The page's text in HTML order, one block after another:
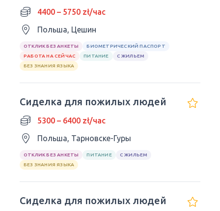
4400 – 5750 zł/час
Польша, Цешин
ОТКЛИК БЕЗ АНКЕТЫ
БИОМЕТРИЧЕСКИЙ ПАСПОРТ
РАБОТА НА СЕЙЧАС
ПИТАНИЕ
С ЖИЛЬЕМ
БЕЗ ЗНАНИЯ ЯЗЫКА
Сиделка для пожилых людей
5300 – 6400 zł/час
Польша, Тарновске-Гуры
ОТКЛИК БЕЗ АНКЕТЫ ПИТАНИЕ
С ЖИЛЬЕМ
БЕЗ ЗНАНИЯ ЯЗЫКА
Сиделка для пожилых людей